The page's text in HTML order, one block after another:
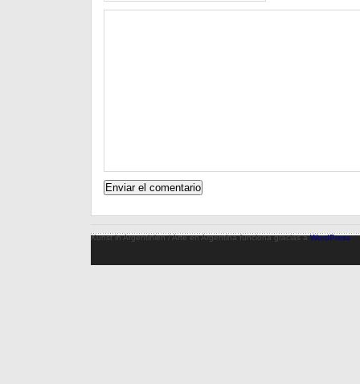
Kunst in Argentinien / Arte en Argentina funciona gracias aWordPress